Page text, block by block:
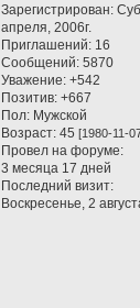
Зарегистрирован:
апреля, 2006г.
Приглашений: 16
Сообщений: 5870
Уважение: +542
Позитив: +667
Пол: Мужской
Возраст: 45[1980-11-
Провел на форуме:
3 месяца 17 дней
Последний визит:
Воскресенье, 2